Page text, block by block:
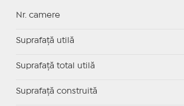
Nr. camere
Suprafaţă utilă
Suprafaţă total utilă
Suprafaţă construită